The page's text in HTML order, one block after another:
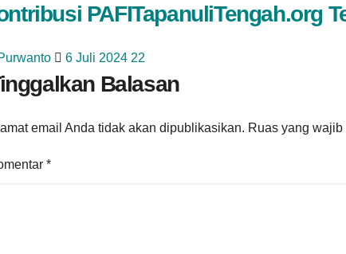
PAFITapanuliTengah.org
6 Juli 2024 22
Balasan
email Anda tidak akan dipublikasikan. Ruas yang wajib
*